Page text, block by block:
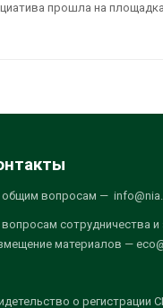
прошла на
вопросам —
сотрудничества и
материалов —
о